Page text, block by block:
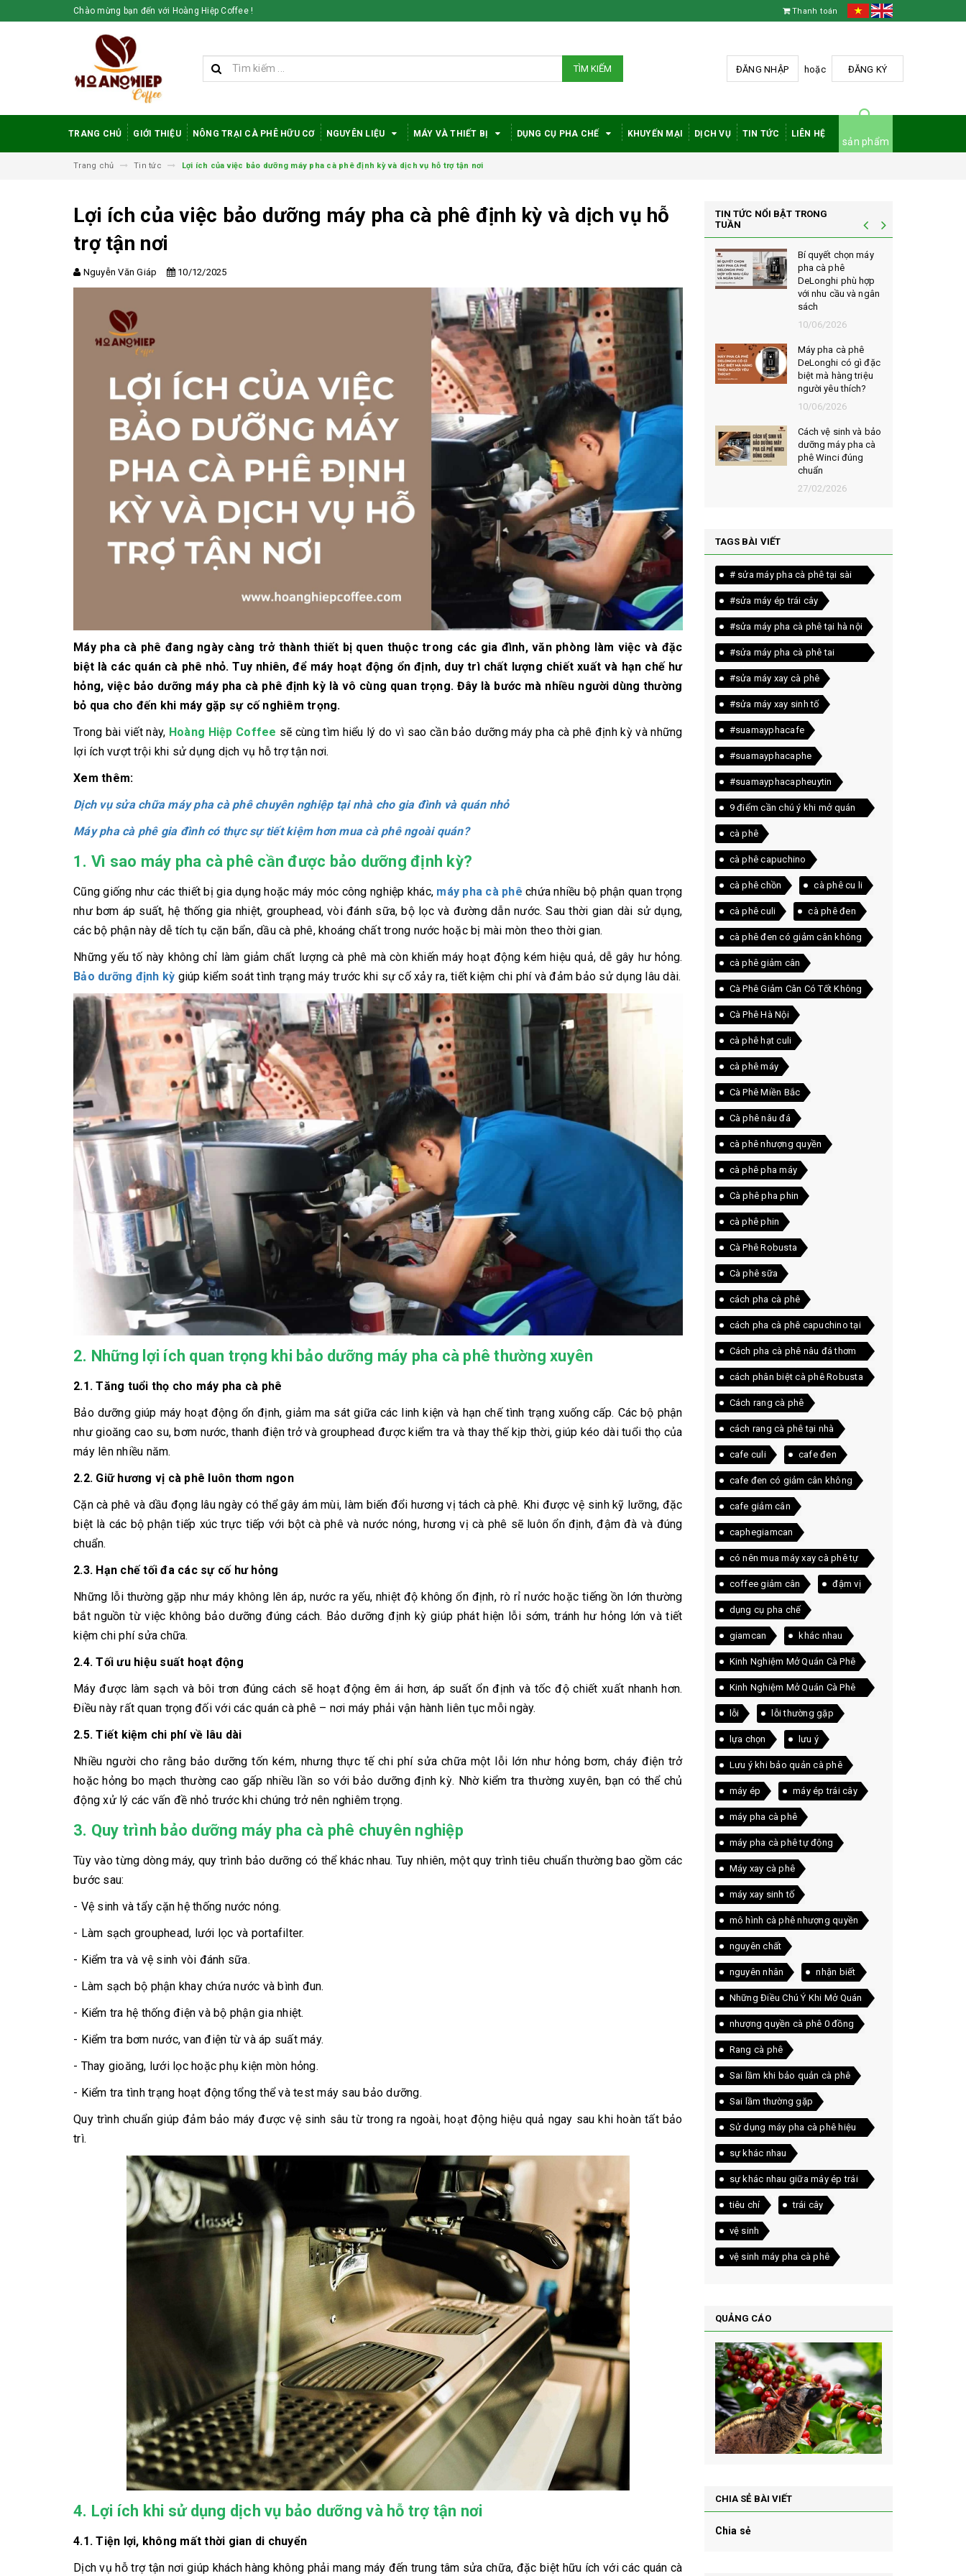
Chào mừng bạn đến với Hoàng Hiệp Coffee ! Thanh toán
TÌM KIẾM ĐĂNG NHẬP hoặc ĐĂNG KÝ
TRANG CHỦ GIỚI THIỆU NÔNG TRẠI CÀ PHÊ HỮU CƠ NGUYÊN LIỆU MÁY VÀ THIẾT BỊ DỤNG CỤ PHA CHẾ KHUYẾN MẠI DỊCH VỤ TIN TỨC LIÊN HỆ
sản phẩm
Trang chủ Tin tức Lợi ích của việc bảo dưỡng máy pha cà phê định kỳ và dịch vụ hỗ trợ tận nơi
Lợi ích của việc bảo dưỡng máy pha cà phê định kỳ và dịch vụ hỗ
trợ tận nơi
Nguyễn Văn Giáp 10/12/2025
Máy pha cà phê đang ngày càng trở thành thiết bị quen thuộc trong các gia đình, văn phòng làm việc và đặc
biệt là các quán cà phê nhỏ. Tuy nhiên, để máy hoạt động ổn định, duy trì chất lượng chiết xuất và hạn chế hư
hỏng, việc bảo dưỡng máy pha cà phê định kỳ là vô cùng quan trọng. Đây là bước mà nhiều người dùng thường
bỏ qua cho đến khi máy gặp sự cố nghiêm trọng.
Trong bài viết này, Hoàng Hiệp Coffee sẽ cùng tìm hiểu lý do vì sao cần bảo dưỡng máy pha cà phê định kỳ và những
lợi ích vượt trội khi sử dụng dịch vụ hỗ trợ tận nơi.
Xem thêm:
Dịch vụ sửa chữa máy pha cà phê chuyên nghiệp tại nhà cho gia đình và quán nhỏ
Máy pha cà phê gia đình có thực sự tiết kiệm hơn mua cà phê ngoài quán?
1. Vì sao máy pha cà phê cần được bảo dưỡng định kỳ?
Cũng giống như các thiết bị gia dụng hoặc máy móc công nghiệp khác, máy pha cà phê chứa nhiều bộ phận quan trọng
như bơm áp suất, hệ thống gia nhiệt, grouphead, vòi đánh sữa, bộ lọc và đường dẫn nước. Sau thời gian dài sử dụng,
các bộ phận này dễ tích tụ cặn bẩn, dầu cà phê, khoáng chất trong nước hoặc bị mài mòn theo thời gian.
Những yếu tố này không chỉ làm giảm chất lượng cà phê mà còn khiến máy hoạt động kém hiệu quả, dễ gây hư hỏng.
Bảo dưỡng định kỳ giúp kiểm soát tình trạng máy trước khi sự cố xảy ra, tiết kiệm chi phí và đảm bảo sử dụng lâu dài.
2. Những lợi ích quan trọng khi bảo dưỡng máy pha cà phê thường xuyên
2.1. Tăng tuổi thọ cho máy pha cà phê
Bảo dưỡng giúp máy hoạt động ổn định, giảm ma sát giữa các linh kiện và hạn chế tình trạng xuống cấp. Các bộ phận
như gioăng cao su, bơm nước, thanh điện trở và grouphead được kiểm tra và thay thế kịp thời, giúp kéo dài tuổi thọ của
máy lên nhiều năm.
2.2. Giữ hương vị cà phê luôn thơm ngon
Cặn cà phê và dầu đọng lâu ngày có thể gây ám mùi, làm biến đổi hương vị tách cà phê. Khi được vệ sinh kỹ lưỡng, đặc
biệt là các bộ phận tiếp xúc trực tiếp với bột cà phê và nước nóng, hương vị cà phê sẽ luôn ổn định, đậm đà và đúng
chuẩn.
2.3. Hạn chế tối đa các sự cố hư hỏng
Những lỗi thường gặp như máy không lên áp, nước ra yếu, nhiệt độ không ổn định, rò rỉ nước hoặc tiếng ồn lớn thường
bắt nguồn từ việc không bảo dưỡng đúng cách. Bảo dưỡng định kỳ giúp phát hiện lỗi sớm, tránh hư hỏng lớn và tiết
kiệm chi phí sửa chữa.
2.4. Tối ưu hiệu suất hoạt động
Máy được làm sạch và bôi trơn đúng cách sẽ hoạt động êm ái hơn, áp suất ổn định và tốc độ chiết xuất nhanh hơn.
Điều này rất quan trọng đối với các quán cà phê – nơi máy phải vận hành liên tục mỗi ngày.
2.5. Tiết kiệm chi phí về lâu dài
Nhiều người cho rằng bảo dưỡng tốn kém, nhưng thực tế chi phí sửa chữa một lỗi lớn như hỏng bơm, cháy điện trở
hoặc hỏng bo mạch thường cao gấp nhiều lần so với bảo dưỡng định kỳ. Nhờ kiểm tra thường xuyên, bạn có thể chủ
động xử lý các vấn đề nhỏ trước khi chúng trở nên nghiêm trọng.
3. Quy trình bảo dưỡng máy pha cà phê chuyên nghiệp
Tùy vào từng dòng máy, quy trình bảo dưỡng có thể khác nhau. Tuy nhiên, một quy trình tiêu chuẩn thường bao gồm các
bước sau:
- Vệ sinh và tẩy cặn hệ thống nước nóng.
- Làm sạch grouphead, lưới lọc và portafilter.
- Kiểm tra và vệ sinh vòi đánh sữa.
- Làm sạch bộ phận khay chứa nước và bình đun.
- Kiểm tra hệ thống điện và bộ phận gia nhiệt.
- Kiểm tra bơm nước, van điện từ và áp suất máy.
- Thay gioăng, lưới lọc hoặc phụ kiện mòn hỏng.
- Kiểm tra tình trạng hoạt động tổng thể và test máy sau bảo dưỡng.
Quy trình chuẩn giúp đảm bảo máy được vệ sinh sâu từ trong ra ngoài, hoạt động hiệu quả ngay sau khi hoàn tất bảo
trì.
4. Lợi ích khi sử dụng dịch vụ bảo dưỡng và hỗ trợ tận nơi
4.1. Tiện lợi, không mất thời gian di chuyển
Dịch vụ hỗ trợ tận nơi giúp khách hàng không phải mang máy đến trung tâm sửa chữa, đặc biệt hữu ích với các quán cà
TIN TỨC NỔI BẬT TRONG
TUẦN
mộc thơm ngon,
chuẩn vị
Những tiêu chí đánh
phê nguyên chất
ngon
với nhu cầu và ngân
sách
10/06/2026
Máy pha cà phê
DeLonghi có gì đặc
biệt mà hàng triệu
người yêu thích?
10/06/2026
Cách vệ sinh và bảo
dưỡng máy pha cà
phê Winci đúng
27/02/2026
trong giới sành cà
phê?
10/06/2026
Bí quyết chọn mua
cà phê hạt rang
mộc thơm ngon,
chuẩn vị
10/06/2026
Những tiêu chí đánh
giá một loại bột cà
phê nguyên chất
ngon
10/06/2026
Bí quyết chọn máy
pha cà phê
DeLonghi phù hợp
với nhu cầu và ngân
sách
10/06/2026
Máy pha cà phê
DeLonghi có gì đặc
biệt mà hàng triệu
người yêu thích?
10/06/2026
Cách vệ sinh và bảo
dưỡng máy pha cà
phê Winci đúng
chuẩn
27/02/2026
TAGS BÀI VIẾT
# sửa máy pha cà phê tại sài
gòn
#sửa máy ép trái cây
#sửa máy pha cà phê tại hà nội
#sửa máy pha cà phê tai
quảng trị
#sửa máy xay cà phê
#sửa máy xay sinh tố
#suamayphacafe
#suamayphacaphe
#suamayphacapheuytin
9 điểm cần chú ý khi mở quán
cà phê
cà phê
cà phê capuchino
cà phê chồn cà phê cu li
cà phê culi cà phê đen
cà phê đen có giảm cân không
cà phê giảm cân
Cà Phê Giảm Cân Có Tốt Không
Cà Phê Hà Nội
cà phê hạt culi
cà phê máy
Cà Phê Miền Bắc
Cà phê nâu đá
cà phê nhượng quyền
cà phê pha máy
Cà phê pha phin
cà phê phin
Cà Phê Robusta
Cà phê sữa
cách pha cà phê
cách pha cà phê capuchino tại
nhà
Cách pha cà phê nâu đá thơm
ngon ngay tại nhà
cách phân biệt cà phê Robusta
và Arabica
Cách rang cà phê
cách rang cà phê tại nhà
cafe culi cafe đen
cafe đen có giảm cân không
cafe giảm cân
caphegiamcan
có nên mua máy xay cà phê tự
động
coffee giảm cân đậm vị
dụng cụ pha chế
giamcan khác nhau
Kinh Nghiệm Mở Quán Cà Phê
Kinh Nghiệm Mở Quán Cà Phê
Thực Tế
lỗi lỗi thường gặp
lựa chọn lưu ý
Lưu ý khi bảo quản cà phê
máy ép máy ép trái cây
máy pha cà phê
máy pha cà phê tự động
Máy xay cà phê
máy xay sinh tố
mô hình cà phê nhượng quyền
nguyên chất
nguyên nhân nhận biết
Những Điều Chú Ý Khi Mở Quán
Cà Phê
nhượng quyền cà phê 0 đồng
Rang cà phê
Sai lầm khi bảo quản cà phê
Sai lầm thường gặp
Sử dụng máy pha cà phê hiệu
quả
sự khác nhau
sự khác nhau giữa máy ép trái
cây và máy xay sinh tố
tiêu chí trái cây
vệ sinh
vệ sinh máy pha cà phê
QUẢNG CÁO
CHIA SẺ BÀI VIẾT
Chia sẻ